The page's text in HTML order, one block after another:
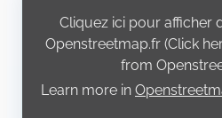
Openstreetmap.fr
Cliquez ici pour afficher
Openstreetmap.fr (Click
from
Learn more in